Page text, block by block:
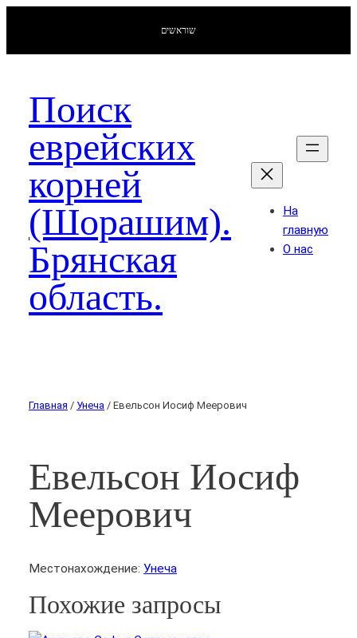
שוראשים
Поиск
еврейских
корней
(Шорашим).
Брянская
область.
На
главную
О нас
Главная / Унеча / Евельсон Иосиф Меерович
Евельсон Иосиф
Меерович
Местонахождение: Унеча
Похожие запросы